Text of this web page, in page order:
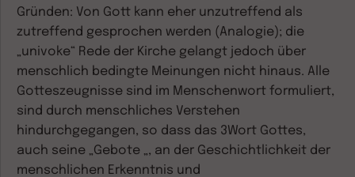
Gründen: Von Gott kann eher unzutreffend als
zutreffend gesprochen werden (Analogie); die
„univoke“ Rede der Kirche gelangt jedoch über
menschlich bedingte Meinungen nicht hinaus. Alle
Gotteszeugnisse sind im Menschenwort formuliert,
sind durch menschliches Verstehen
hindurchgegangen, so dass das 3Wort Gottes,
auch seine „Gebote „, an der Geschichtlichkeit der
menschlichen Erkenntnis und